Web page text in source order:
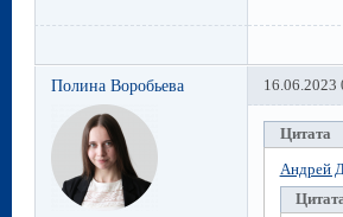
Полина Воробьева 16.06.2023
Цитата
Андрей